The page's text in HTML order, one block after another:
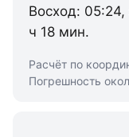
Восход: 05:24,
ч 18 мин.
Расчёт по
Погрешность